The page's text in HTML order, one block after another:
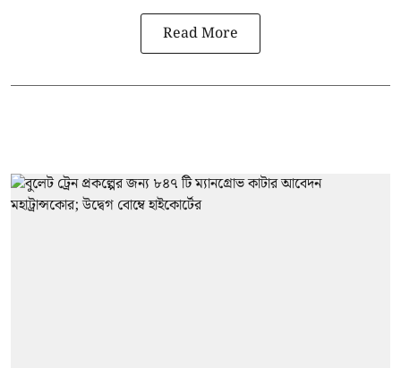
Read More